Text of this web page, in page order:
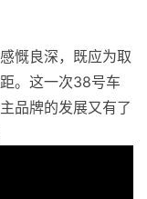
慨良深，既应为取
。这一次38号车
品牌的发展又有了